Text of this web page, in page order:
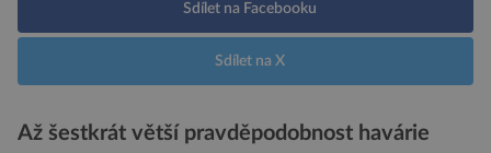
Sdílet na Facebooku
Sdílet na X
Až šestkrát větší pravděpodobnost havárie